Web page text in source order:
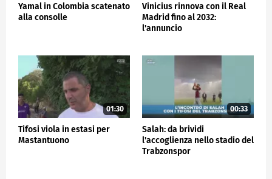
Yamal in Colombia scatenato
alla consolle
Vinicius rinnova con il Real
Madrid fino al 2032:
l'annuncio
01:30
Tifosi viola in estasi per
Mastantuono
00:33
Salah: da brividi
l'accoglienza nello stadio del
Trabzonspor